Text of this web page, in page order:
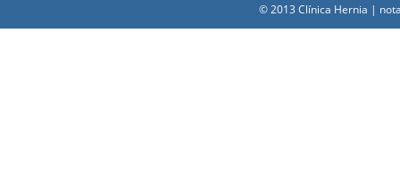
© 2013 Clínica Hernia |